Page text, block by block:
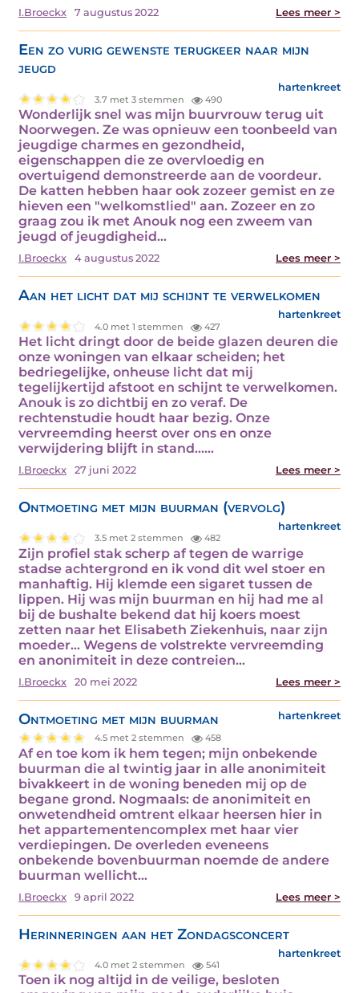
I.Broeckx 7 augustus 2022 Lees meer >
Een zo vurig gewenste terugkeer naar mijn
jeugd
hartenkreet
3.7 met 3 stemmen 490
Wonderlijk snel was mijn buurvrouw terug uit
Noorwegen. Ze was opnieuw een toonbeeld van
jeugdige charmes en gezondheid,
eigenschappen die ze overvloedig en
overtuigend demonstreerde aan de voordeur.
De katten hebben haar ook zozeer gemist en ze
hieven een "welkomstlied" aan. Zozeer en zo
graag zou ik met Anouk nog een zweem van
jeugd of jeugdigheid…
I.Broeckx 4 augustus 2022 Lees meer >
Aan het licht dat mij schijnt te verwelkomen
hartenkreet
4.0 met 1 stemmen 427
Het licht dringt door de beide glazen deuren die
onze woningen van elkaar scheiden; het
bedriegelijke, onheuse licht dat mij
tegelijkertijd afstoot en schijnt te verwelkomen.
Anouk is zo dichtbij en zo veraf. De
rechtenstudie houdt haar bezig. Onze
vervreemding heerst over ons en onze
verwijdering blijft in stand...…
I.Broeckx 27 juni 2022 Lees meer >
Ontmoeting met mijn buurman (vervolg)
hartenkreet
3.5 met 2 stemmen 482
Zijn profiel stak scherp af tegen de warrige
stadse achtergrond en ik vond dit wel stoer en
manhaftig. Hij klemde een sigaret tussen de
lippen. Hij was mijn buurman en hij had me al
bij de bushalte bekend dat hij koers moest
zetten naar het Elisabeth Ziekenhuis, naar zijn
moeder... Wegens de volstrekte vervreemding
en anonimiteit in deze contreien…
I.Broeckx 20 mei 2022 Lees meer >
Ontmoeting met mijn buurman hartenkreet
4.5 met 2 stemmen 458
Af en toe kom ik hem tegen; mijn onbekende
buurman die al twintig jaar in alle anonimiteit
bivakkeert in de woning beneden mij op de
begane grond. Nogmaals: de anonimiteit en
onwetendheid omtrent elkaar heersen hier in
het appartementencomplex met haar vier
verdiepingen. De overleden eveneens
onbekende bovenbuurman noemde de andere
buurman wellicht…
I.Broeckx 9 april 2022 Lees meer >
Herinneringen aan het Zondagsconcert
hartenkreet
4.0 met 2 stemmen 541
Toen ik nog altijd in de veilige, besloten